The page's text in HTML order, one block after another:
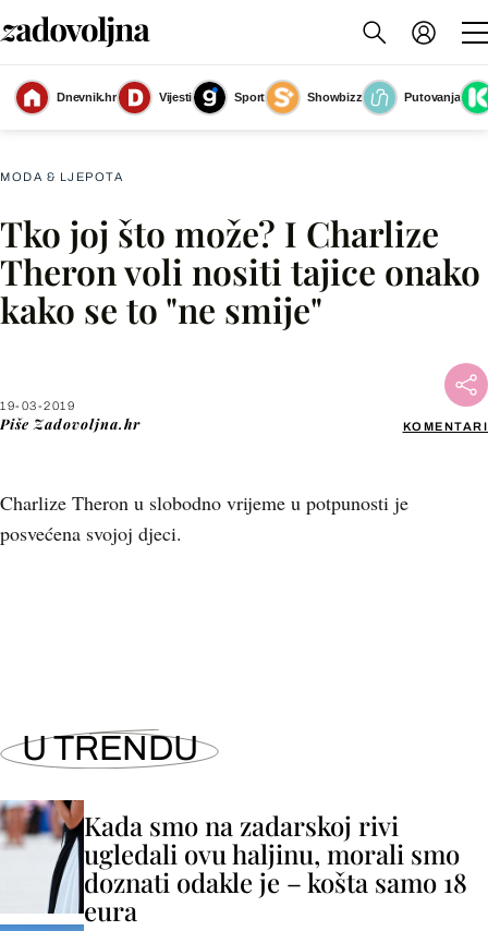
Dnevnik.hr Vijesti Sport Showbizz
Putovanja
Charlize Theron
(Foto: Getty Images)
MODA & LJEPOTA
Tko joj što može? I Charlize
Theron voli nositi tajice onako
kako se to "ne smije"
19-03-2019
Piše Zadovoljna.hr KOMENTARI
Charlize Theron u slobodno vrijeme u potpunosti je
posvećena svojoj djeci.
Facebook
X
U TRENDU
Kada smo na zadarskoj rivi
ugledali ovu haljinu, morali smo
doznati odakle je – košta samo 18
eura